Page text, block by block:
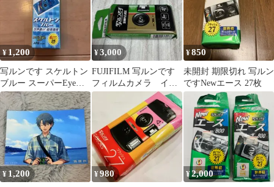
¥ 1,200
写ルンです スケルトン
ブルー スーパーEye
800
¥3,000
FUJIFILM 写ルンです
フィルムカメラ イン
スタントカメラ 新品未
¥850
未開封 期限切れ 写ルン
ですNewエース 27枚
¥ 1,200 ¥980 ¥2,000